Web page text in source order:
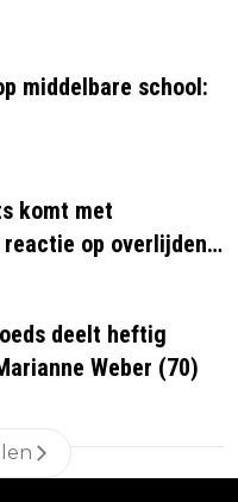
middelbare school:
komt met
op overlijden
deelt heftig
Weber (70)